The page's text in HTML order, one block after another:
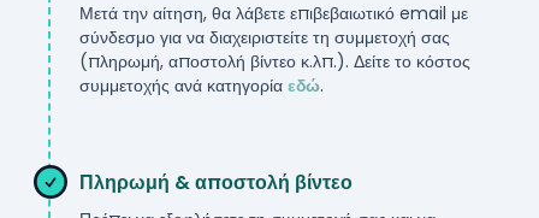
Μετά την αίτηση, θα λάβετε επιβεβαιωτικό email με
σύνδεσμο για να διαχειριστείτε τη συμμετοχή σας
(πληρωμή, αποστολή βίντεο κ.λπ.). Δείτε το κόστος
συμμετοχής ανά κατηγορία εδώ.
Πληρωμή & αποστολή βίντεο